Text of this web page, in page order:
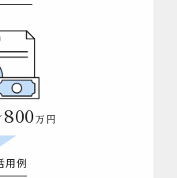
万円
用例